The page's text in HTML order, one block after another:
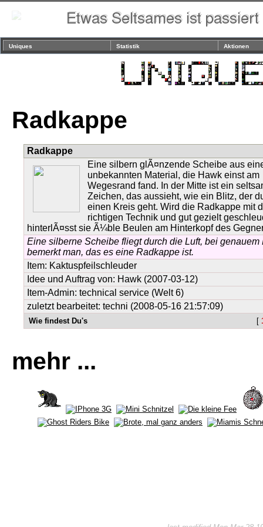
Uniques Statistik Aktionen
Radkappe
Radkappe
Eine silbern glÃ¤nzende Scheibe aus
unbekannten Material, die Hawk einst am
Wegesrand fand. In der Mitte ist ein
Zeichen, das aussieht, wie ein Blitz, der
einen Kreis geht. Wird die Radkappe mit
richtigen Technik und gut gezielt
hinterlÃ¤sst sie Ã¼ble Beulen am Hinterkopf des
Eine silberne Scheibe fliegt durch die Luft, bei genauem
bemerkt man, das es eine Radkappe ist.
Item: Kaktuspfeilschleuder
Idee und Auftrag von: Hawk (2007-03-12)
Item-Admin: technical service (Welt 6)
zuletzt bearbeitet: techni (2008-05-16 21:57:09)
Wie findest Du's [
mehr ...